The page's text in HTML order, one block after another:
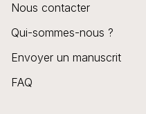
Nous contacter
Qui-sommes-nous ?
Envoyer un manuscrit
FAQ